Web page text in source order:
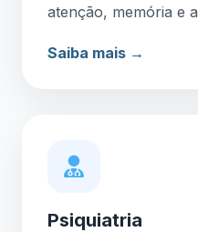
atenção, memória e
Saiba mais →
Psiquiatria